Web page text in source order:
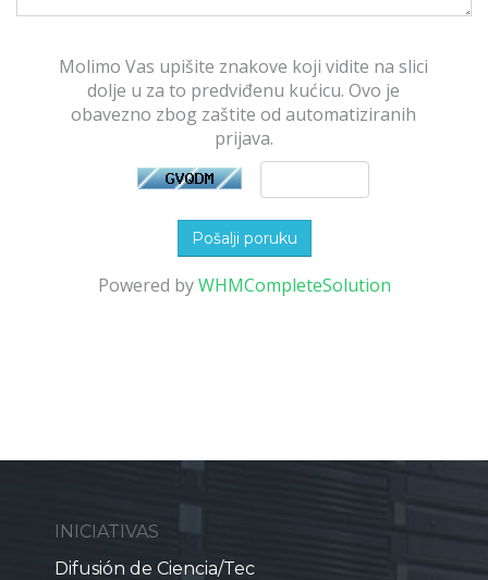
Molimo Vas upišite znakove koji vidite na slici
dolje u za to predviđenu kućicu. Ovo je
obavezno zbog zaštite od automatiziranih
prijava.
Pošalji poruku
Powered byWHMCompleteSolution
INICIATIVAS
Difusión de Ciencia/Tec